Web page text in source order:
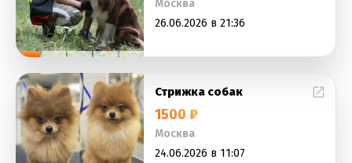
Москва
26.06.2026 в 21:36
Стрижка собак
1500 ₽
Москва
24.06.2026 в 11:07